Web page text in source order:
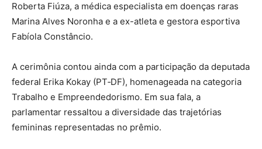
Roberta Fiúza, a médica especialista em doenças raras
Marina Alves Noronha e a ex-atleta e gestora esportiva
Fabíola Constâncio.
A cerimônia contou ainda com a participação da deputada
federal Erika Kokay (PT‑DF), homenageada na categoria
Trabalho e Empreendedorismo. Em sua fala, a
parlamentar ressaltou a diversidade das trajetórias
femininas representadas no prêmio.